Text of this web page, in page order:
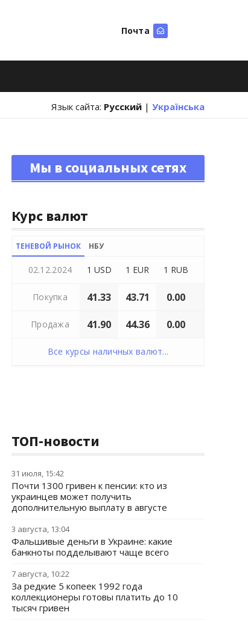
Почта
Язык сайта: Русский | Українська
Мы в социальных сетях
Курс валют
ТЕНЕВОЙ РЫНОК НБУ
02.12.2024 1 USD 1 EUR 1 RUB
Покупка 41.33 43.71 0.00
Продажа 41.90 44.36 0.00
Все курсы наличных валют...
ТОП-новости
31 июля, 15:42
Почти 1300 гривен к пенсии: кто из
украинцев может получить
дополнительную выплату в августе
3 августа, 13:04
Фальшивые деньги в Украине: какие
банкноты подделывают чаще всего
7 августа, 10:22
За редкие 5 копеек 1992 года
коллекционеры готовы платить до 10
тысяч гривен